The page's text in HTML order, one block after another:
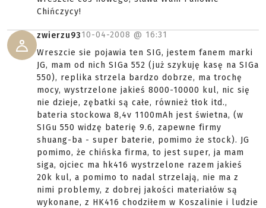
Chińczycy!
zwierzu9310-04-2008 @ 16:31
Wreszcie sie pojawia ten SIG, jestem fanem marki
JG, mam od nich SIGa 552 (już szykuję kasę na SIGa
550), replika strzela bardzo dobrze, ma trochę
mocy, wystrzelone jakieś 8000-10000 kul, nic się
nie dzieje, zębatki są całe, również tłok itd.,
bateria stockowa 8,4v 1100mAh jest świetna, (w
SIGu 550 widzę baterię 9.6, zapewne firmy
shuang-ba - super baterie, pomimo że stock). JG
pomimo, że chińska firma, to jest super, ja mam
siga, ojciec ma hk416 wystrzelone razem jakieś
20k kul, a pomimo to nadal strzelają, nie ma z
nimi problemy, z dobrej jakości materiałów są
wykonane, z HK416 chodziłem w Koszalinie i ludzie